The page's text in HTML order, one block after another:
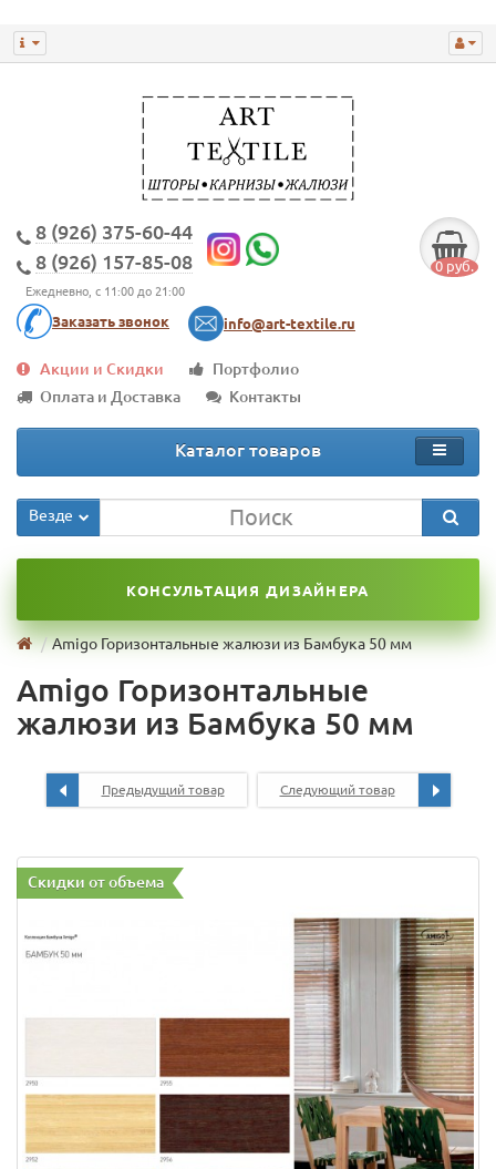
8 (926) 375-60-44
8 (926) 157-85-08
Ежедневно, с 11:00 до 21:00
Заказать звонок info@art-textile.ru
0 руб.
Акции и Скидки
Портфолио
Оплата и Доставка
Контакты
Каталог товаров
Везде
КОНСУЛЬТАЦИЯ ДИЗАЙНЕРА
Amigo Горизонтальные жалюзи из Бамбука 50 мм
Amigo Горизонтальные
жалюзи из Бамбука 50 мм
Предыдущий товар Следующий товар
Скидки от объема